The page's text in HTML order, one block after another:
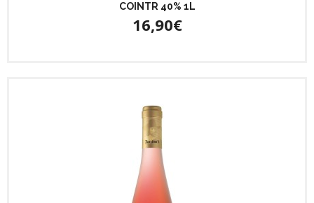
COINTR 40% 1L
16,90€